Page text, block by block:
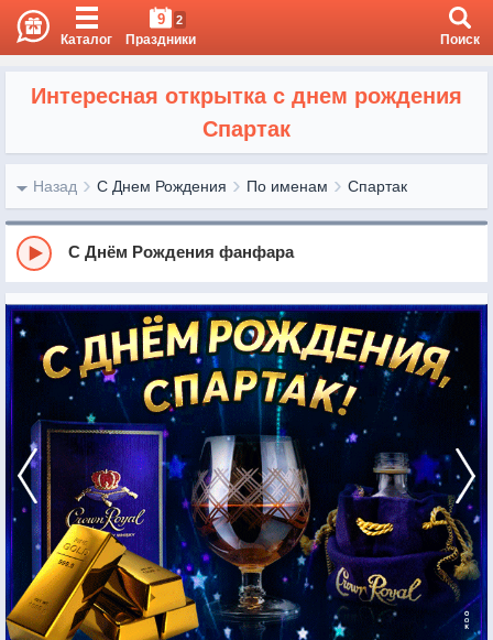
Каталог
9 2
Праздники Поиск
Интересная открытка с днем рождения
Спартак
Назад С Днем Рождения По именам Спартак
С Днём Рождения фанфара